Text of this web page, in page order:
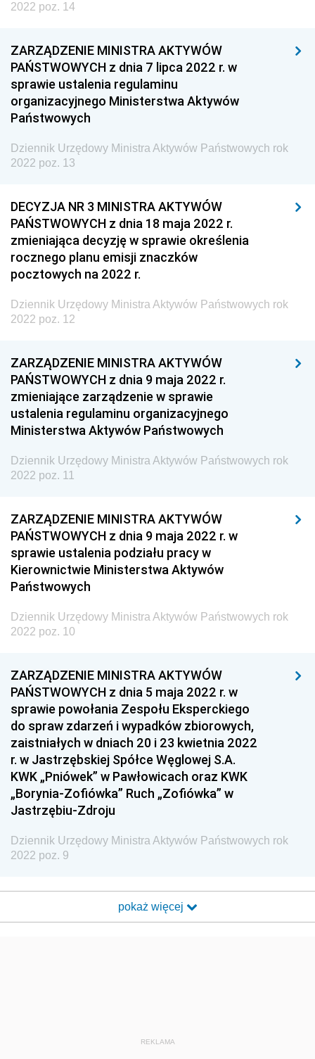
Dziennik Urzędowy Ministra Finansów, Funduszy i
Dziennik Urzędowy Ministra Rozwoju, Pracy i
Technologii
Dziennik Urzędowy Ministra Kultury, Dziedzictwa
Narodowego i Sportu
Społecznej
Dziennik Urzędowy Głównego Inspektoratu Transportu
Dziennik Urzędowy Narodowego Banku Polskiego
Dziennik Urzędowy Komendy Głównej Policji
Dziennik Urzędowy Ministra Pracy i Polityki
Społecznej
i Gospodarki Morskiej
Dziennik Urzędowy Ministra Rozwoju i Technologii
Dziennik Urzędowy Ministra Spraw Zagranicznych
Dziennik Urzędowy Centralnego Biura
Dziennik Urzędowy Agencji Bezpieczeństwa
Dziennik Urzędowy Urzędu Patentowego
Rzeczypospolitej Polskiej
Dziennik Urzędowy Generalnej Dyrekcji Dróg
Krajowych i Autostrad
Dziennik Urzędowy Ministra Środowiska
Dziennik Urzędowy Ministra Administracji i Cyfryzacji
Dziennik Urzędowy Ministra Nauki
Dziennik Urzędowy Ministra Przemysłu
Dziennik Urzędowy Ministra Finansów i Gospodarki
Dziennik Urzędowy Ministra do Spraw Unii
Europejskiej
Dziennik Urzędowy Agencji Wywiadu
2022 poz. 14
ZARZĄDZENIE MINISTRA AKTYWÓW
PAŃSTWOWYCH z dnia 7 lipca 2022 r. w
sprawie ustalenia regulaminu
organizacyjnego Ministerstwa Aktywów
Państwowych
Dziennik Urzędowy Ministra Aktywów Państwowych rok
2022 poz. 13
DECYZJA NR 3 MINISTRA AKTYWÓW
PAŃSTWOWYCH z dnia 18 maja 2022 r.
zmieniająca decyzję w sprawie określenia
rocznego planu emisji znaczków
pocztowych na 2022 r.
Dziennik Urzędowy Ministra Aktywów Państwowych rok
2022 poz. 12
ZARZĄDZENIE MINISTRA AKTYWÓW
PAŃSTWOWYCH z dnia 9 maja 2022 r.
zmieniające zarządzenie w sprawie
ustalenia regulaminu organizacyjnego
Ministerstwa Aktywów Państwowych
Dziennik Urzędowy Ministra Aktywów Państwowych rok
2022 poz. 11
ZARZĄDZENIE MINISTRA AKTYWÓW
PAŃSTWOWYCH z dnia 9 maja 2022 r. w
sprawie ustalenia podziału pracy w
Kierownictwie Ministerstwa Aktywów
Państwowych
Dziennik Urzędowy Ministra Aktywów Państwowych rok
2022 poz. 10
ZARZĄDZENIE MINISTRA AKTYWÓW
PAŃSTWOWYCH z dnia 5 maja 2022 r. w
sprawie powołania Zespołu Eksperckiego
do spraw zdarzeń i wypadków zbiorowych,
zaistniałych w dniach 20 i 23 kwietnia 2022
r. w Jastrzębskiej Spółce Węglowej S.A.
KWK „Pniówek” w Pawłowicach oraz KWK
„Borynia-Zofiówka” Ruch „Zofiówka” w
Jastrzębiu-Zdroju
Dziennik Urzędowy Ministra Aktywów Państwowych rok
2022 poz. 9
pokaż więcej
REKLAMA